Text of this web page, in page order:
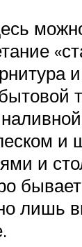
и
и
и
лишь